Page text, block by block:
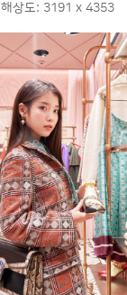
해상도: 3191 x 4353